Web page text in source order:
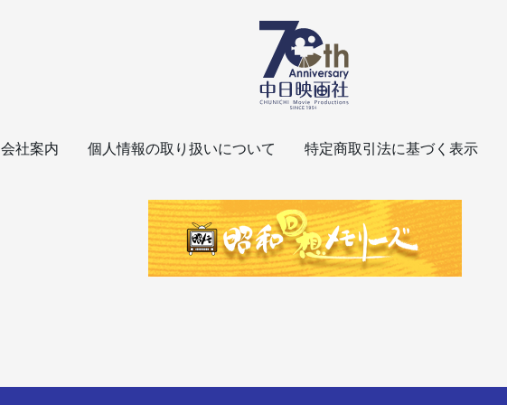
会社案内 個人情報の取り扱いについて 特定商取引法に基づく表示